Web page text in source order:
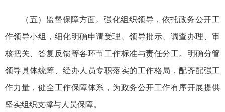
（五）监督保障方面。强化组织领导，依托政务公开工
作领导小组，细化明确申请受理、领导批示、调查办理、审
核把关、答复反馈等各环节工作标准与责任分工。明确分管
领导具体统筹、经办人员专职落实的工作格局，配齐配强工
作力量，健全工作保障体系，为政务公开工作有序开展提供
坚实组织支撑与人员保障。